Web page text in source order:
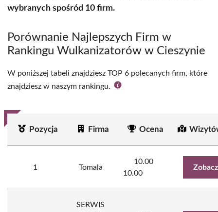
wybranych spośród 10 firm.
Porównanie Najlepszych Firm w
Rankingu Wulkanizatorów w Cieszynie
W poniższej tabeli znajdziesz TOP 6 polecanych firm, które
znajdziesz w naszym rankingu.
Pozycja Firma Ocena
1 Tomala
10.00
10.00
SERWIS